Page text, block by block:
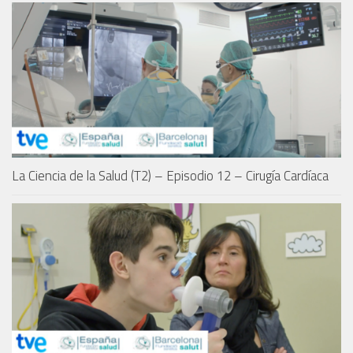
La Ciencia de la Salud (T2) – Episodio 12 – Cirugía Cardíaca